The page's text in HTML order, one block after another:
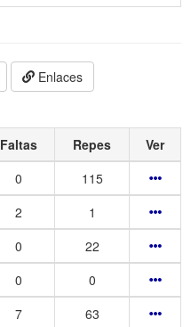
Enlaces
Faltas Repes
Ver
0
115
2
1
0
22
0
0
7
63